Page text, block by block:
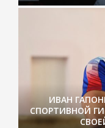
ИВАН
СПОРТИВНОЙ